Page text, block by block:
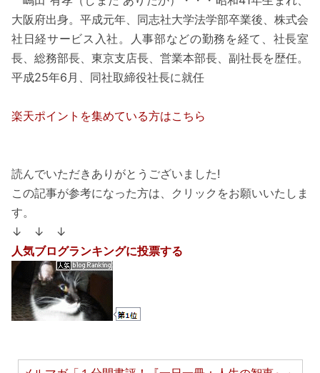
大阪府出身。平成元年、同志社大学法学部卒業後、株式会
社日経サービス入社。人事部などの勤務を経て、社長室
長、総務部長、東京支店長、営業本部長、副社長を歴任。
平成25年6月、同社取締役社長に就任
楽天ポイントを集めている方はこちら
読んでいただきありがとうございました!
この記事が参考になった方は、クリックをお願いいたしま
す。
↓ ↓ ↓
人気ブログランキングに投票する